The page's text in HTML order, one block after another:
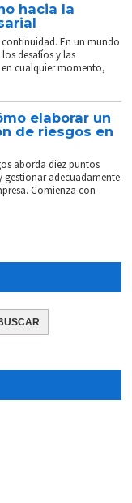
hacia la
En un mundo
desafíos y las
cualquier momento,
elaborar un
de riesgos en
aborda diez puntos
gestionar adecuadamente
Comienza con